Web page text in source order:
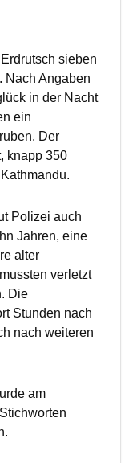
sieben
Nach Angaben
in der Nacht
ein
Der
knapp 350
Polizei auch
Jahren, eine
alter
verletzt
Die
Stunden nach
nach weiteren
am